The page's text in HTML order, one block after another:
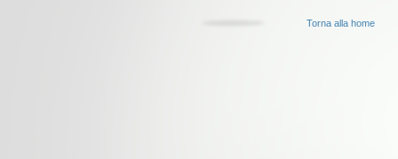
Torna alla home